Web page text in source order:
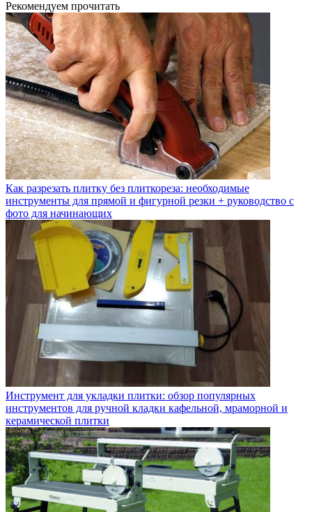
Рекомендуем прочитать
Как разрезать плитку без плиткореза: необходимые
инструменты для прямой и фигурной резки + руководство с
фото для начинающих
Инструмент для укладки плитки: обзор популярных
инструментов для ручной кладки кафельной, мраморной и
керамической плитки